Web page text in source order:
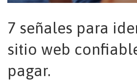
7 señales para
sitio web
pagar.